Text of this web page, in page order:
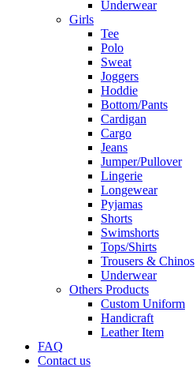
Underwear
Girls
Tee
Polo
Sweat
Joggers
Hoddie
Bottom/Pants
Cardigan
Cargo
Jeans
Jumper/Pullover
Lingerie
Longewear
Pyjamas
Shorts
Swimshorts
Tops/Shirts
Trousers & Chinos
Underwear
Others Products
Custom Uniform
Handicraft
Leather Item
FAQ
Contact us